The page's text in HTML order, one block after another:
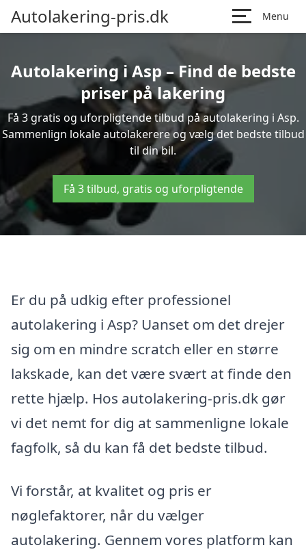
Autolakering-pris.dk Menu
Autolakering i Asp – Find de bedste
priser på lakering
Få 3 gratis og uforpligtende tilbud på autolakering i Asp.
Sammenlign lokale autolakerere og vælg det bedste tilbud
til din bil.
Få 3 tilbud, gratis og uforpligtende
Er du på udkig efter professionel
autolakering i Asp? Uanset om det drejer
sig om en mindre scratch eller en større
lakskade, kan det være svært at finde den
rette hjælp. Hos autolakering-pris.dk gør
vi det nemt for dig at sammenligne lokale
fagfolk, så du kan få det bedste tilbud.
Vi forstår, at kvalitet og pris er
nøglefaktorer, når du vælger
autolakering. Gennem vores platform kan